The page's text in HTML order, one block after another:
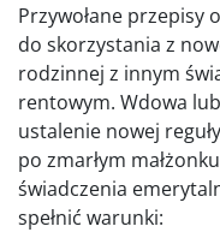
Przywołane przepisy
do skorzystania z
rodzinnej z innym
rentowym. Wdowa
ustalenie nowej
po zmarłym
świadczenia
spełnić warunki: